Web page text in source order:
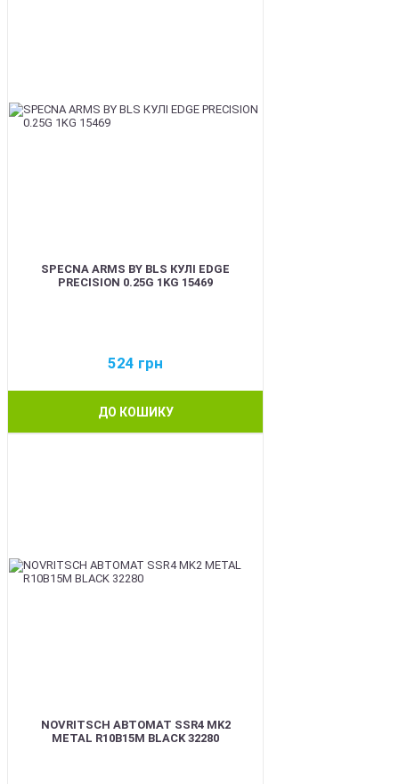
SPECNA ARMS BY BLS КУЛІ EDGE
PRECISION 0.25G 1KG 15469
524 грн
ДО КОШИКУ
NOVRITSCH АВТОМАТ SSR4 MK2
METAL R10B15M BLACK 32280